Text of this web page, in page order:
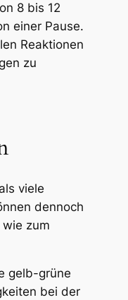
8 bis 12
einer Pause.
Reaktionen
zu
viele
dennoch
zum
gelb-grüne
bei der